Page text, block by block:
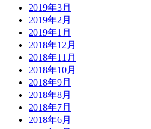
2019年3月
2019年2月
2019年1月
2018年12月
2018年11月
2018年10月
2018年9月
2018年8月
2018年7月
2018年6月